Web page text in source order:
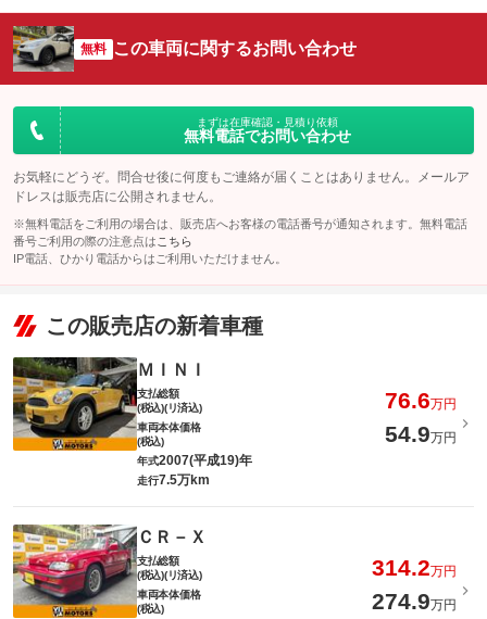
無料 この車両に関するお問い合わせ
まずは在庫確認・見積り依頼
無料電話でお問い合わせ
お気軽にどうぞ。問合せ後に何度もご連絡が届くことはありません。メールア
ドレスは販売店に公開されません。
※無料電話をご利用の場合は、販売店へお客様の電話番号が通知されます。無料電話
番号ご利用の際の注意点は こちら
IP電話、ひかり電話からはご利用いただけません。
この販売店の新着車種
ＭＩＮＩ
支払総額
(税込)(リ済込)
76.6万円
車両本体価格
(税込)
54.9万円
年式2007(平成19)年
走行7.5万km
ＣＲ－Ｘ
支払総額
(税込)(リ済込)
314.2万円
車両本体価格
(税込)
274.9万円